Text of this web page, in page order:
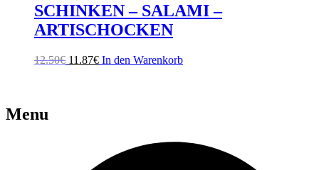
SCHINKEN – SALAMI –
ARTISCHOCKEN
12.50€ Ursprünglicher
11.87€Aktueller
In den Warenkorb
Menu